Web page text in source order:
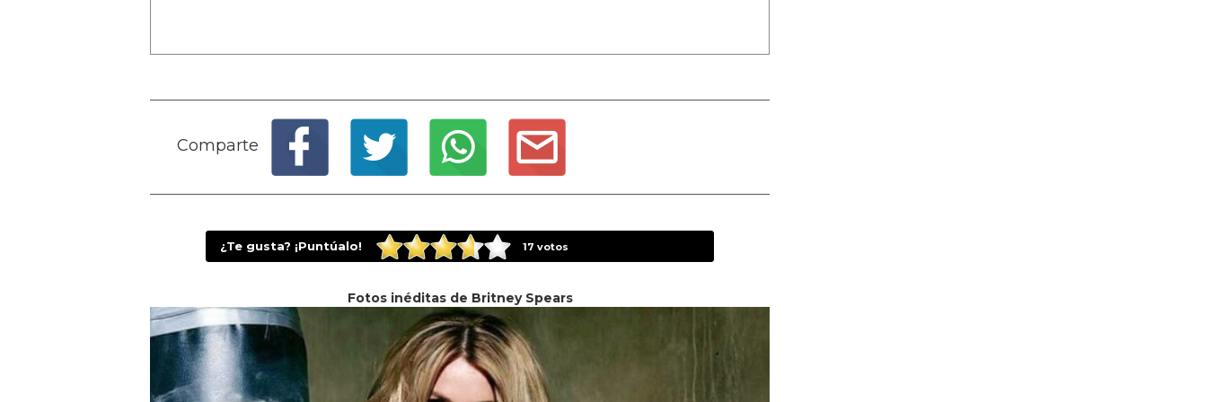
Comparte
¿Te gusta? ¡Puntúalo! 17 votos
Fotos inéditas de Britney Spears